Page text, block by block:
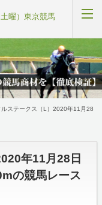
曜）東京競馬
ルステークス（L）2020年11月28
年11月28日
の競馬レース